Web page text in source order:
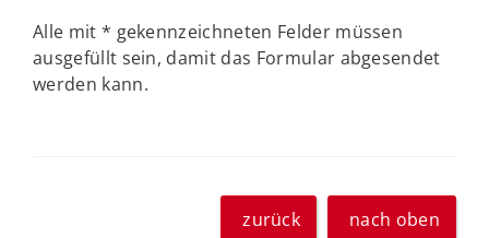
Alle mit * gekennzeichneten Felder müssen
ausgefüllt sein, damit das Formular abgesendet
werden kann.
zurück nach oben